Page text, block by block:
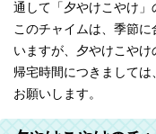
通して「夕やけこやけ」
このチャイムは、季節
いますが、夕やけこやけ
帰宅時間につきまして
お願いします。